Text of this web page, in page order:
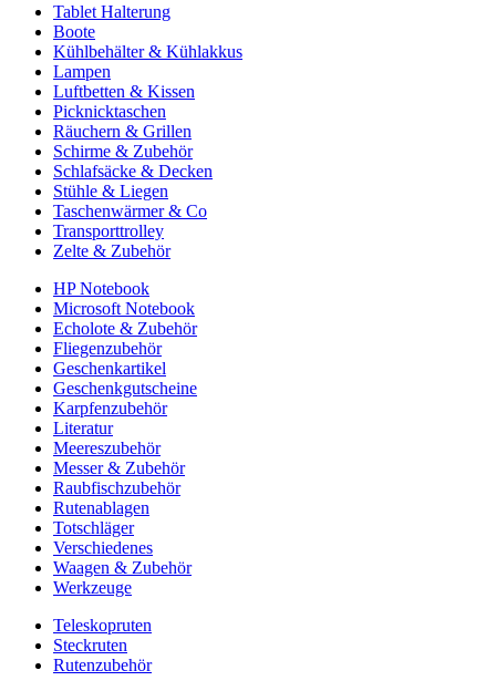
Tablet Halterung
Boote
Kühlbehälter & Kühlakkus
Lampen
Luftbetten & Kissen
Picknicktaschen
Räuchern & Grillen
Schirme & Zubehör
Schlafsäcke & Decken
Stühle & Liegen
Taschenwärmer & Co
Transporttrolley
Zelte & Zubehör
HP Notebook
Microsoft Notebook
Echolote & Zubehör
Fliegenzubehör
Geschenkartikel
Geschenkgutscheine
Karpfenzubehör
Literatur
Meereszubehör
Messer & Zubehör
Raubfischzubehör
Rutenablagen
Totschläger
Verschiedenes
Waagen & Zubehör
Werkzeuge
Teleskopruten
Steckruten
Rutenzubehör